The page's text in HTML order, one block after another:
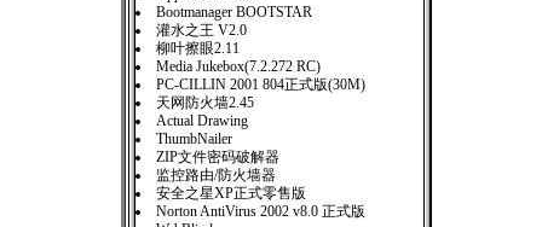
Bootmanager BOOTSTAR
灌水之王 V2.0
柳叶擦眼2.11
Media Jukebox(7.2.272 RC)
PC-CILLIN 2001 804正式版(30M)
天网防火墙2.45
Actual Drawing
ThumbNailer
ZIP文件密码破解器
监控路由/防火墙器
安全之星XP正式零售版
Norton AntiVirus 2002 v8.0 正式版